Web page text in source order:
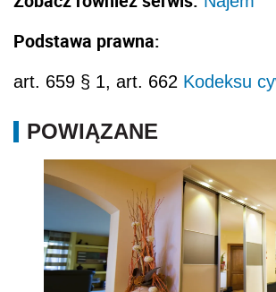
Podstawa prawna:
art. 659 § 1, art. 662 Kodeksu
POWIĄZANE